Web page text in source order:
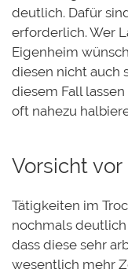
deutlich. Dafür
erforderlich. Wer
Eigenheim
diesen nicht auch
diesem Fall
oft nahezu
Vorsicht vor
Tätigkeiten im
nochmals deutlich
dass diese sehr
wesentlich mehr